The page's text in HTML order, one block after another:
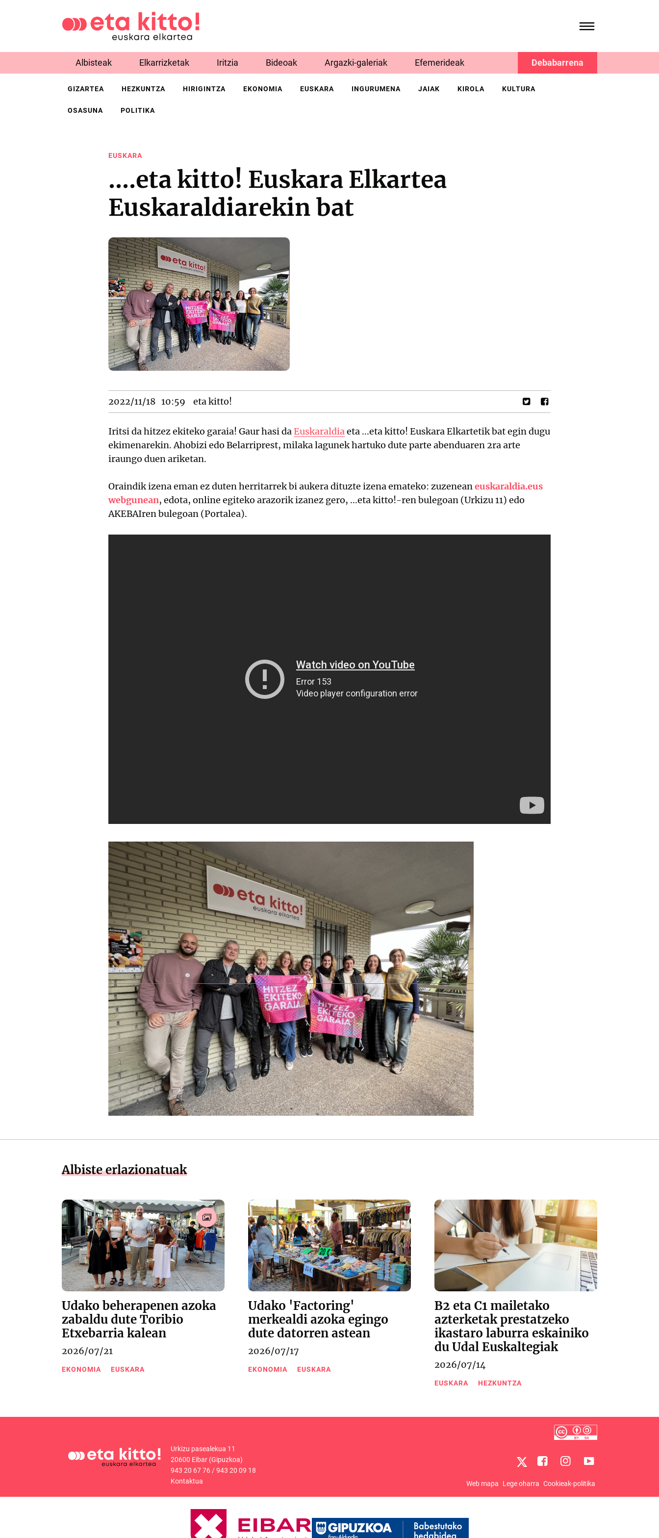
Albisteak Elkarrizketak Iritzia Bideoak Argazki-galeriak Efemerideak Debabarrena
GIZARTEA HEZKUNTZA HIRIGINTZA EKONOMIA EUSKARA INGURUMENA JAIAK KIROLA KULTURA
OSASUNA POLITIKA
EUSKARA
….eta kitto! Euskara Elkartea
Euskaraldiarekin bat
2022/11/18 10:59 eta kitto!
Iritsi da hitzez ekiteko garaia! Gaur hasi daEuskaraldiaeta ...eta kitto! Euskara Elkartetik bat egin dugu
ekimenarekin. Ahobizi edo Belarriprest, milaka lagunek hartuko dute parte abenduaren 2ra arte
iraungo duen ariketan.
Oraindik izena eman ez duten herritarrek bi aukera dituzte izena emateko: zuzeneaneuskaraldia.eus
webgunean, edota, online egiteko arazorik izanez gero, ...eta kitto!-ren bulegoan (Urkizu 11) edo
AKEBAIren bulegoan (Portalea).
Albiste erlazionatuak
Udako beherapenen azoka
zabaldu dute Toribio
Etxebarria kalean
2026/07/21
EKONOMIA EUSKARA
Udako 'Factoring'
merkealdi azoka egingo
dute datorren astean
2026/07/17
EKONOMIA EUSKARA
B2 eta C1 mailetako
azterketak prestatzeko
ikastaro laburra eskainiko
du Udal Euskaltegiak
2026/07/14
EUSKARA HEZKUNTZA
Urkizu pasealekua 11
20600 Eibar (Gipuzkoa)
943 20 67 76/943 20 09 18
Kontaktua
Web mapa Lege oharra Cookieak-politika